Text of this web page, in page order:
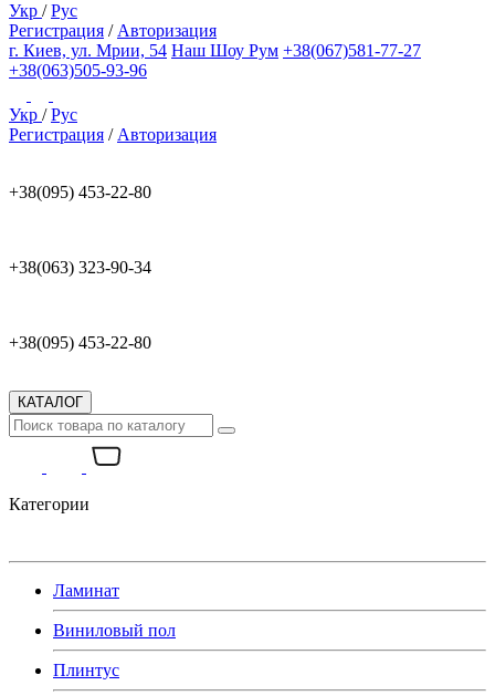
Укр /Рус
Регистрация / Авторизация
г. Киев, ул. Мрии, 54 Наш Шоу Рум +38(067)581-77-27
+38(063)505-93-96
Укр /Рус
Регистрация / Авторизация
+38(095) 453-22-80
+38(063) 323-90-34
+38(095) 453-22-80
КАТАЛОГ
Категории
Ламинат
Виниловый пол
Плинтус